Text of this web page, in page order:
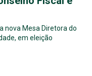
nova Mesa Diretora do
em eleição